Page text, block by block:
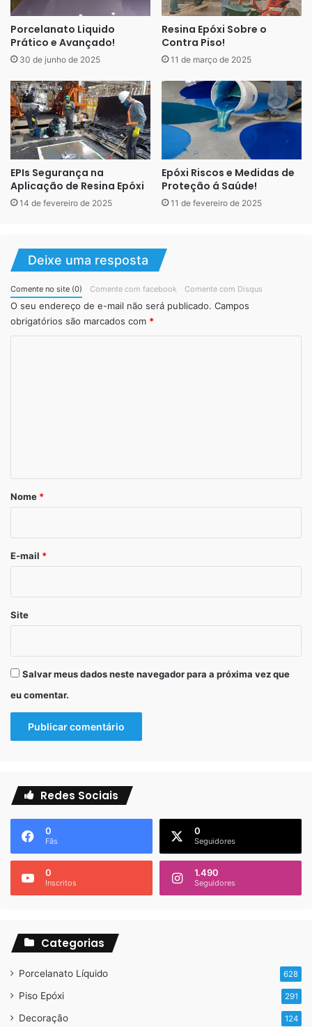
junção piso parede também não deve ter quinas em
ângulos retos. Nas áreas críticas a utilização de cimento
sem os ditos aditivo anti absorvente para fugas de partes
cerâmicas ou não, é proibido, tanto nos pisos como nas
paredes.
É essencial que quem vá edificar ou reformar um serviço
de saúde que contenha ambiente hospitalar (ou
equiparado), procure o auxílio de profissionais habilitados
e experientes neste tipo de construção. Quer para
projetar, como para escolher e aplicar materiais. E este
Porcelanato Liquido
Prático e Avançado!
30 de junho de 2025
Resina Epóxi Sobre o
Contra Piso!
11 de março de 2025
EPIs Segurança na
Aplicação de Resina Epóxi
14 de fevereiro de 2025
Epóxi Riscos e Medidas de
Proteção á Saúde!
11 de fevereiro de 2025
Deixe uma resposta
Comente no site (0) Comente com facebook Comente com Disqus
O seu endereço de e-mail não será publicado. Campos
obrigatórios são marcados com *
r
*
Nome *
E-mail *
Site
Salvar meus dados neste navegador para a próxima vez que
eu comentar.
Redes Sociais
0
Fãs
0
Seguidores
0
Inscritos
1.490
Seguidores
Categorias
Porcelanato Líquido 628
Piso Epóxi 291
Decoração 124